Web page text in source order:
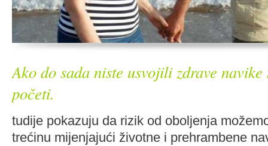
Ako do sada niste usvojili zdrave
početi.
tudije pokazuju da rizik od oboljenja
trećinu mijenjajući životne i prehrambene